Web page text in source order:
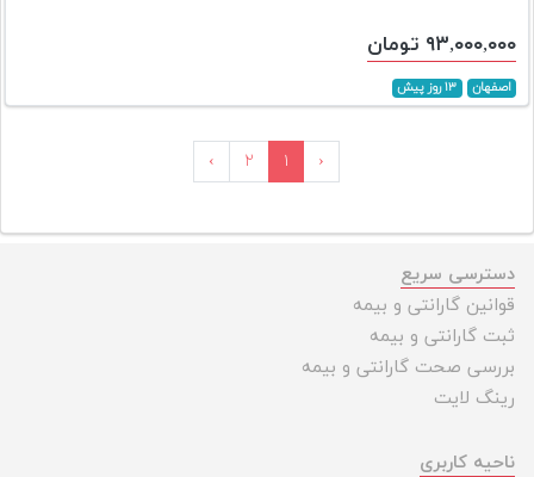
۹۳,۰۰۰,۰۰۰ تومان
اصفهان ۱۳ روز پیش
‹ ۱ ۲ ›
دسترسی سریع
قوانین گارانتی و بیمه
ثبت گارانتی و بیمه
بررسی صحت گارانتی و بیمه
رینگ لایت
ناحیه کاربری